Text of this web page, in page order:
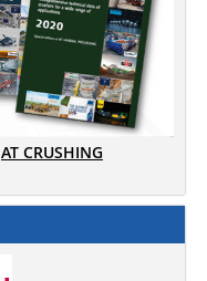
AT CRUSHING